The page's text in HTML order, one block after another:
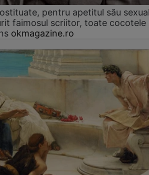
pentru apetitul său
faimosul scriitor, toate cocotele
okmagazine.ro